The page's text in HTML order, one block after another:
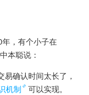
，有个小子在
本聪说：
确认时间太长了，
机制
可以实现。